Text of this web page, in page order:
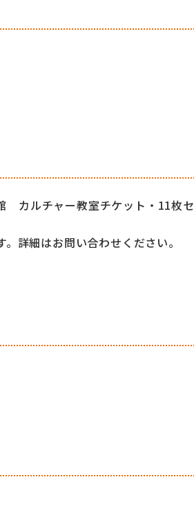
カルチャー教室チケット・11枚セ
詳細はお問い合わせください。